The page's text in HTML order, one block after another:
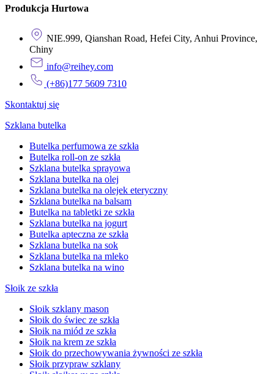
Produkcja Hurtowa
NIE.999, Qianshan Road, Hefei City, Anhui Province,
Chiny
info@reihey.com
(+86)177 5609 7310
Skontaktuj się
Szklana butelka
Butelka perfumowa ze szkła
Butelka roll-on ze szkła
Szklana butelka sprayowa
Szklana butelka na olej
Szklana butelka na olejek eteryczny
Szklana butelka na balsam
Butelka na tabletki ze szkła
Szklana butelka na jogurt
Butelka apteczna ze szkła
Szklana butelka na sok
Szklana butelka na mleko
Szklana butelka na wino
Słoik ze szkła
Słoik szklany mason
Słoik do świec ze szkła
Słoik na miód ze szkła
Słoik na krem ze szkła
Słoik do przechowywania żywności ze szkła
Słoik przypraw szklany